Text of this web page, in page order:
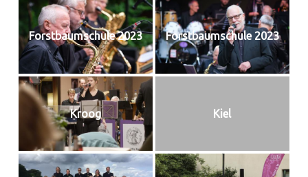
Forstbaumschule 2023 Forstbaumschule 2023
Kroog Kiel